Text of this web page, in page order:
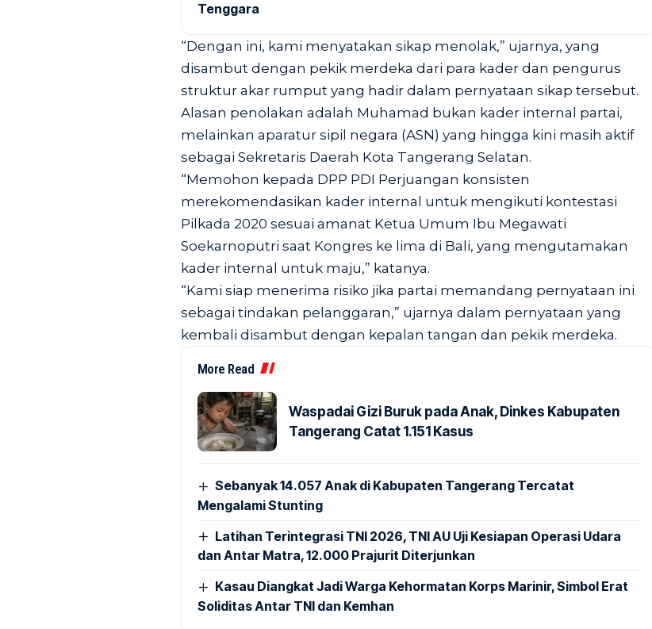
Tenggara
“Dengan ini, kami menyatakan sikap menolak,” ujarnya, yang
disambut dengan pekik merdeka dari para kader dan pengurus
struktur akar rumput yang hadir dalam pernyataan sikap tersebut.
Alasan penolakan adalah Muhamad bukan kader internal partai,
melainkan aparatur sipil negara (ASN) yang hingga kini masih aktif
sebagai Sekretaris Daerah Kota Tangerang Selatan.
“Memohon kepada DPP PDI Perjuangan konsisten
merekomendasikan kader internal untuk mengikuti kontestasi
Pilkada 2020 sesuai amanat Ketua Umum Ibu Megawati
Soekarnoputri saat Kongres ke lima di Bali, yang mengutamakan
kader internal untuk maju,” katanya.
“Kami siap menerima risiko jika partai memandang pernyataan ini
sebagai tindakan pelanggaran,” ujarnya dalam pernyataan yang
kembali disambut dengan kepalan tangan dan pekik merdeka.
More Read
Waspadai Gizi Buruk pada Anak, Dinkes Kabupaten
Tangerang Catat 1.151 Kasus
Sebanyak 14.057 Anak di Kabupaten Tangerang Tercatat
Mengalami Stunting
Latihan Terintegrasi TNI 2026, TNI AU Uji Kesiapan Operasi Udara
dan Antar Matra, 12.000 Prajurit Diterjunkan
Kasau Diangkat Jadi Warga Kehormatan Korps Marinir, Simbol Erat
Soliditas Antar TNI dan Kemhan